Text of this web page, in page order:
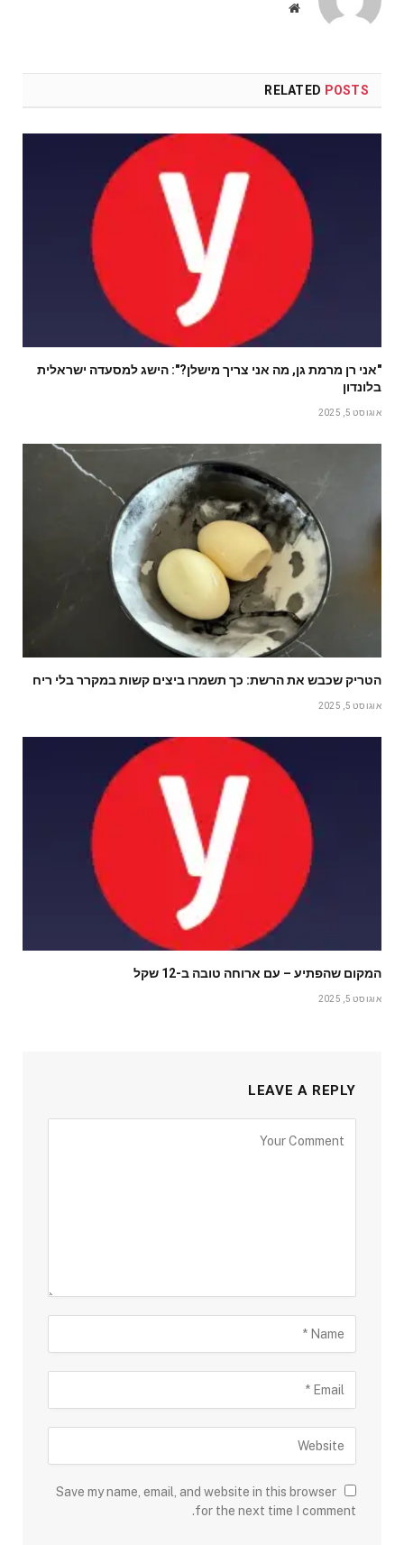
Website
RELATED POSTS
"אני רן מרמת גן, מה אני צריך מישלן?": הישג למסעדה ישראלית
בלונדון
אוגוסט 5, 2025
הטריק שכבש את הרשת: כך תשמרו ביצים קשות במקרר בלי ריח
אוגוסט 5, 2025
המקום שהפתיע – עם ארוחה טובה ב-12 שקל
אוגוסט 5, 2025
LEAVE A REPLY
Save my name, email, and website in this browser
for the next time I comment.